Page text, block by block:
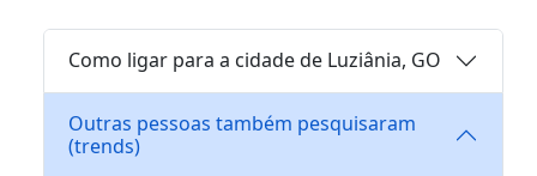
Como ligar para a cidade de Luziânia, GO
Outras pessoas também pesquisaram
(trends)